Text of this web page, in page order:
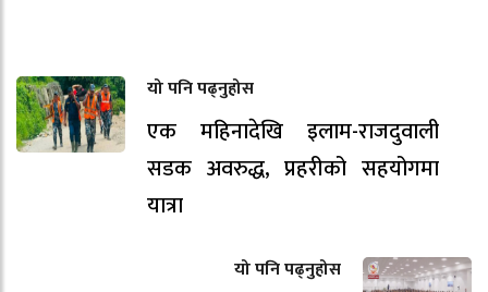
यो पनि पढ्नुहोस
एक महिनादेखि इलाम-राजदुवाली
सडक अवरुद्ध, प्रहरीको सहयोगमा
यात्रा
यो पनि पढ्नुहोस